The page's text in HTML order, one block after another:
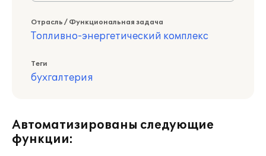
Отрасль / Функциональная задача
Топливно-энергетический комплекс
Теги
бухгалтерия
Автоматизированы следующие
функции: